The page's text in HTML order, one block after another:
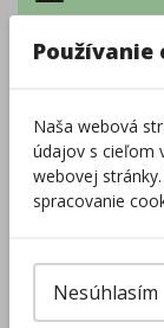
– +
Používanie
Naša webová
údajov s cieľom
webovej
spracovanie
Nesúhlasím